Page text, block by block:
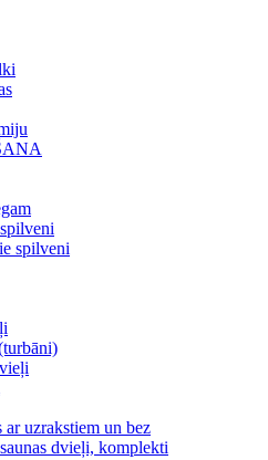
spilveni
ar uzrakstiem un bez
dvieļi, komplekti